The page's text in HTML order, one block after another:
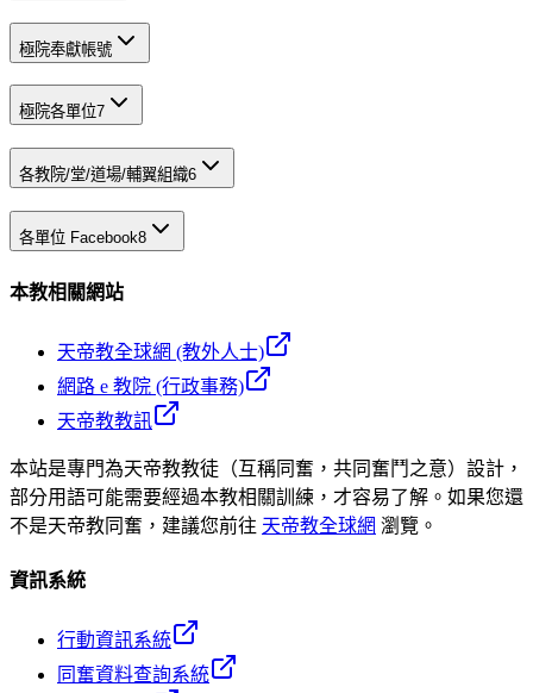
極院奉獻帳號
極院各單位7
各教院/堂/道場/輔翼組織6
各單位 Facebook8
本教相關網站
天帝教全球網 (教外人士)
網路 e 教院 (行政事務)
天帝教教訊
本站是專門為天帝教教徒（互稱同奮，共同奮鬥之意）設計，
部分用語可能需要經過本教相關訓練，才容易了解。如果您還
不是天帝教同奮，建議您前往 天帝教全球網 瀏覽。
資訊系統
行動資訊系統
同奮資料查詢系統